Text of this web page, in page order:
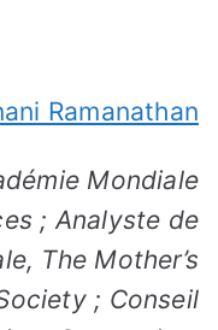
Ramanathan
Mondiale
; Analyste de
The Mother’s
; Conseil